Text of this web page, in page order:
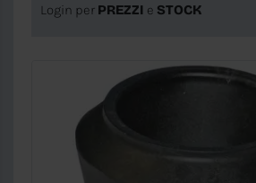
Login per PREZZI e STOCK